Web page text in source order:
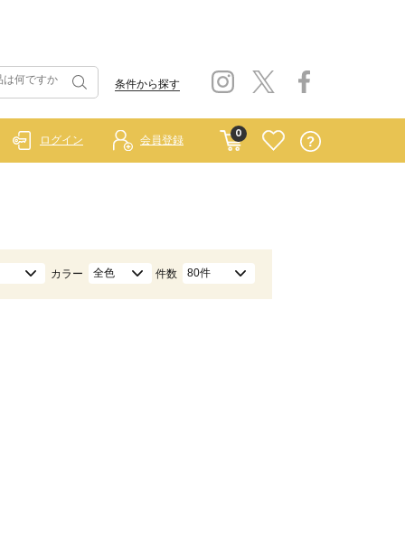
条件から探す
0
ログイン 会員登録
カラー 全色 件数 80件